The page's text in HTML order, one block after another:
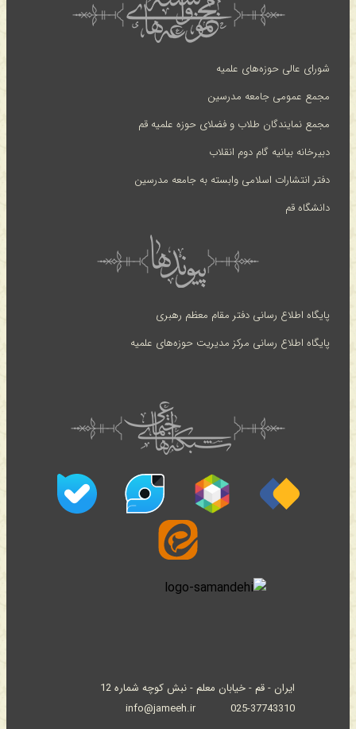
شورای عالی حوزه‌های علمیه
مجمع عمومی جامعه مدرسین
مجمع نمایندگان طلاب و فضلای حوزه علمیه قم
دبیرخانه بیانیه گام دوم انقلاب
دفتر انتشارات اسلامی وابسته به جامعه مدرسین
دانشگاه قم
پایگاه اطلاع رسانی دفتر مقام معظم رهبری
پایگاه اطلاع رسانی مرکز مدیریت حوزه‌های علمیه
ایران - قم - خیابان معلم - نبش کوچه شماره 12
025-37743310
info@jameeh.ir